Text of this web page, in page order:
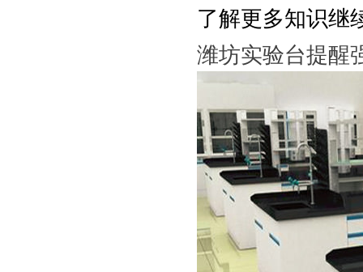
了解更多知识继
潍坊实验台提醒